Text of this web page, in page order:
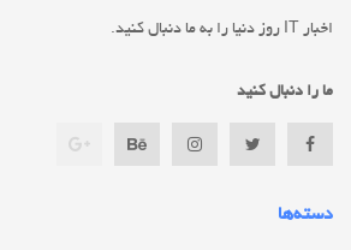
اخبار IT روز دنیا را به ما دنبال کنید.
ما را دنبال کنید
دسته‌ها